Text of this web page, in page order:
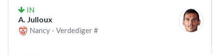
IN
A. Julloux
Nancy - Verdediger #